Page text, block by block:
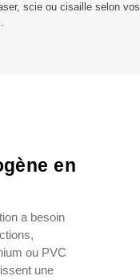
scie ou cisaille selon vos
en
a besoin
ou PVC
une